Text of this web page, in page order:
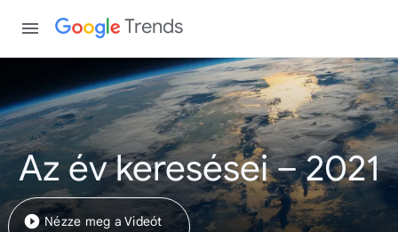
Trends
Az év keresései – 2021
Nézze meg a Videót